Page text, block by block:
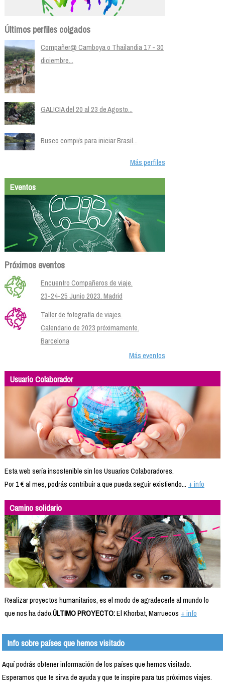
Últimos perfiles colgados
Compañer@ Camboya o Thailandia 17 - 30
diciembre...
GALICIA del 20 al 23 de Agosto...
Busco compi/s para iniciar Brasil...
Más perfiles
Eventos
Próximos eventos
Encuentro Compañeros de viaje.
23-24-25 Junio 2023. Madrid
Taller de fotografía de viajes.
Calendario de 2023 próximamente.
Barcelona
Más eventos
Usuario Colaborador
Esta web sería insostenible sin los Usuarios Colaboradores.
Por 1 € al mes, podrás contribuir a que pueda seguir existiendo... + info
Camino solidario
Realizar proyectos humanitarios, es el modo de agradecerle al mundo lo
que nos ha dado.ÚLTIMO PROYECTO:El Khorbat, Marruecos + info
Info sobre países que hemos visitado
Aquí podrás obtener información de los países que hemos visitado.
Esperamos que te sirva de ayuda y que te inspire para tus próximos viajes.